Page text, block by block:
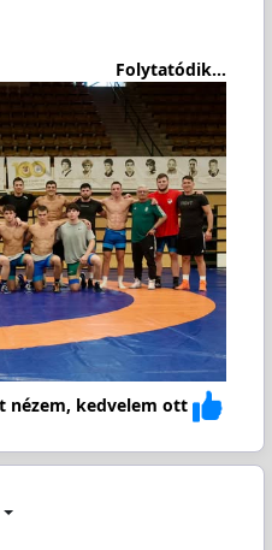
Folytatódik...
nézem, kedvelem ott